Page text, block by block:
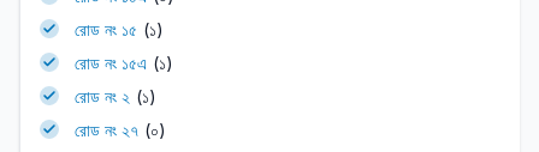
রোড নং ১৫ (১)
রোড নং ১৫এ (১)
রোড নং ২ (১)
রোড নং ২৭ (০)